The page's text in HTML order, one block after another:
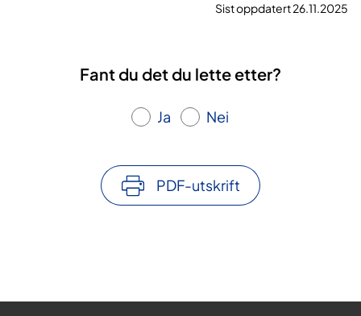
Sist oppdatert 26.11.2025
Fant du det du lette etter?
Ja Nei
PDF-utskrift